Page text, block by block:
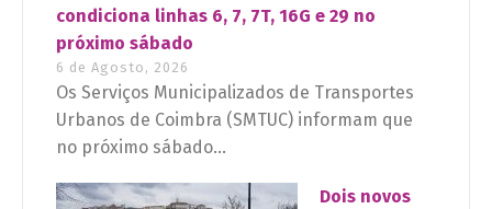
condiciona linhas 6, 7, 7T, 16G e 29 no
próximo sábado
6 de Agosto, 2026
Os Serviços Municipalizados de Transportes
Urbanos de Coimbra (SMTUC) informam que
no próximo sábado...
Dois novos